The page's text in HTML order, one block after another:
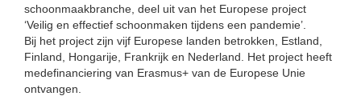
schoonmaakbranche, deel uit van het Europese project
‘Veilig en effectief schoonmaken tijdens een pandemie’.
Bij het project zijn vijf Europese landen betrokken, Estland,
Finland, Hongarije, Frankrijk en Nederland. Het project heeft
medefinanciering van Erasmus+ van de Europese Unie
ontvangen.